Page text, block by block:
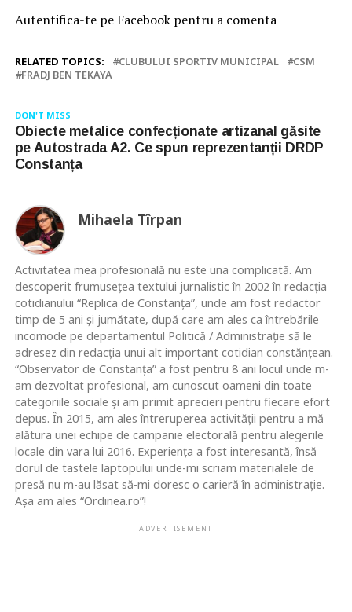
Autentifica-te pe Facebook pentru a comenta
RELATED TOPICS: CLUBULUI SPORTIV MUNICIPAL
CSM
FRADJ BEN TEKAYA
DON'T MISS
Obiecte metalice confecționate artizanal găsite
pe Autostrada A2. Ce spun reprezentanții DRDP
Constanța
Mihaela Tîrpan
Activitatea mea profesională nu este una complicată. Am
descoperit frumusețea textului jurnalistic în 2002 în redacția
cotidianului “Replica de Constanța”, unde am fost redactor
timp de 5 ani și jumătate, după care am ales ca întrebările
incomode pe departamentul Politică / Administrație să le
adresez din redacția unui alt important cotidian constănțean.
“Observator de Constanța” a fost pentru 8 ani locul unde m-
am dezvoltat profesional, am cunoscut oameni din toate
categoriile sociale și am primit aprecieri pentru fiecare efort
depus. În 2015, am ales întreruperea activității pentru a mă
alătura unei echipe de campanie electorală pentru alegerile
locale din vara lui 2016. Experiența a fost interesantă, însă
dorul de tastele laptopului unde-mi scriam materialele de
presă nu m-au lăsat să-mi doresc o carieră în administrație.
Așa am ales “Ordinea.ro”!
ADVERTISEMENT